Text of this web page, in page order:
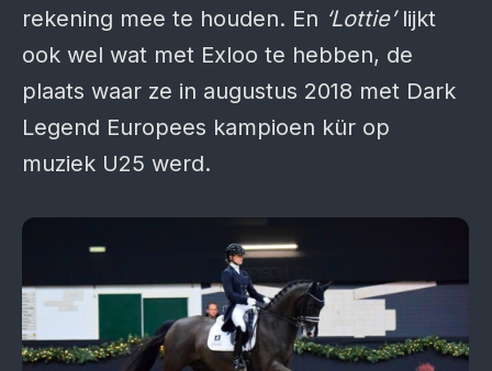
rekening mee te houden. En ‘Lottie’lijkt
ook wel wat met Exloo te hebben, de
plaats waar ze in augustus 2018 met Dark
Legend Europees kampioen kür op
muziek U25 werd.